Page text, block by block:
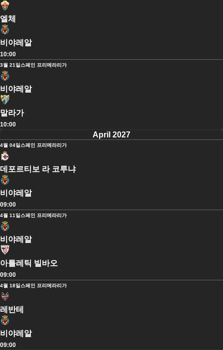
엘체
비야레알
10:00
3월 21일스페인 프리메라리가
비야레알
말라가
10:00
April 2027
4월 04일스페인 프리메라리가
데포르티보 라 코루냐
비야레알
09:00
4월 11일스페인 프리메라리가
비야레알
아틀레틱 빌바오
09:00
4월 18일스페인 프리메라리가
레반테
비야레알
09:00